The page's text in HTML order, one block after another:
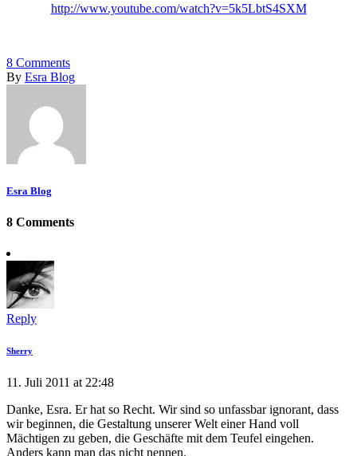
http://www.youtube.com/watch?v=5k5LbtS4SXM
8 Comments
By Esra Blog
Esra Blog
8 Comments
Reply
Sherry
11. Juli 2011 at 22:48
Danke, Esra. Er hat so Recht. Wir sind so unfassbar ignorant, dass
wir beginnen, die Gestaltung unserer Welt einer Hand voll
Mächtigen zu geben, die Geschäfte mit dem Teufel eingehen.
Anders kann man das nicht nennen.